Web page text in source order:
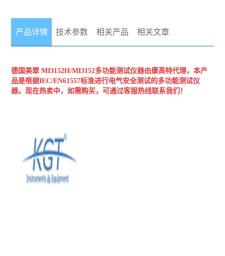
产品详情 技术参数 相关产品 相关文章
德国美翠 MI3152H/MI3152多功能测试仪器由康高特代理，本产
品是根据IEC/EN61557标准进行电气安全测试的多功能测试仪
器。现在热卖中，如需购买，可通过客服热线联系我们！